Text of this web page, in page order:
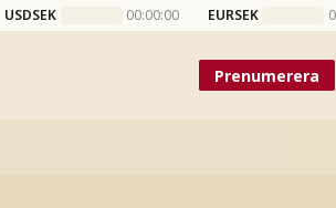
USDSEK 00:00:00 EURSEK
Prenumerera